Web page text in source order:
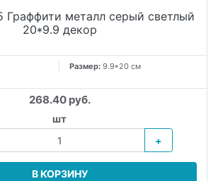
Граффити металл серый светлый
20*9.9 декор
Размер: 9.9*20 см
268.40 руб.
шт
+
В КОРЗИНУ